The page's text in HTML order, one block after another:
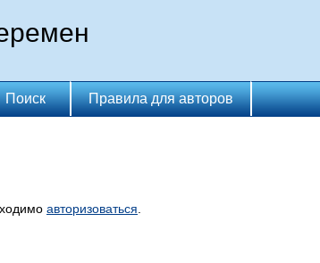
Поиск Правила для авторов
авторизоваться